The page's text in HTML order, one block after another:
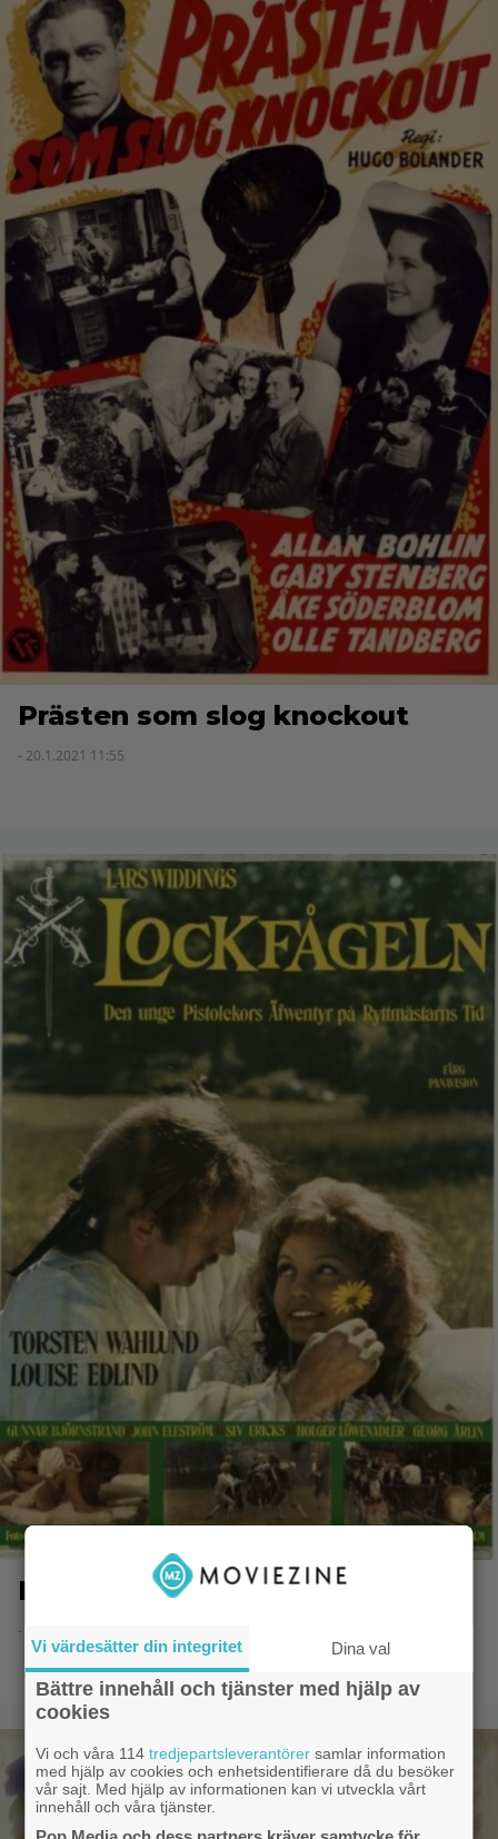
Prästen som slog knockout
- 20.1.2021 11:55
Lockfågeln
- 8.9.2020 08:45
Vi värdesätter din integritet
Dina val
Bättre innehåll och tjänster med hjälp av
cookies
Vi och våra 114tredjepartsleverantörer samlar information
med hjälp av cookies och enhetsidentifierare då du besöker
vår sajt. Med hjälp av informationen kan vi utveckla vårt
innehåll och våra tjänster.